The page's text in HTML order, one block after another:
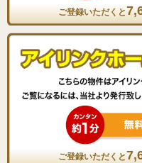
ご登録いただくと
ご登録いただくと